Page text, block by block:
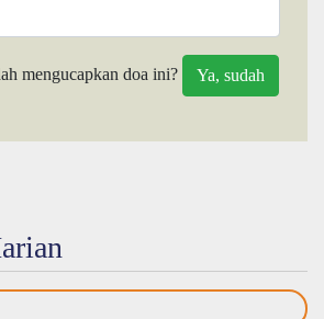
mengucapkan doa ini?